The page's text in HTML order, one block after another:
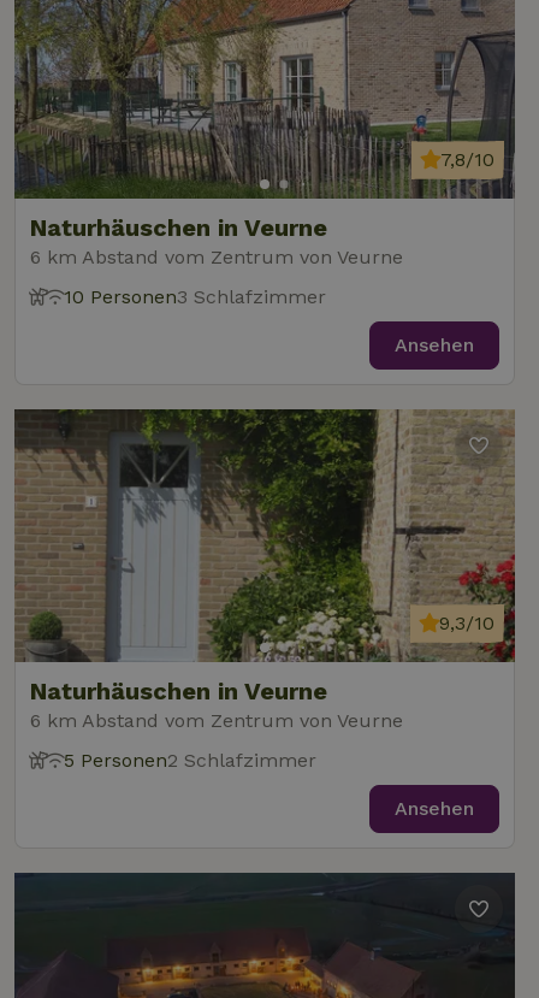
Naturhäuschen in Veurne
6 km Abstand vom Zentrum von Veurne
7,8/10
10 Personen3 Schlafzimmer
Ansehen
Naturhäuschen in Veurne
6 km Abstand vom Zentrum von Veurne
9,3/10
5 Personen2 Schlafzimmer
Ansehen